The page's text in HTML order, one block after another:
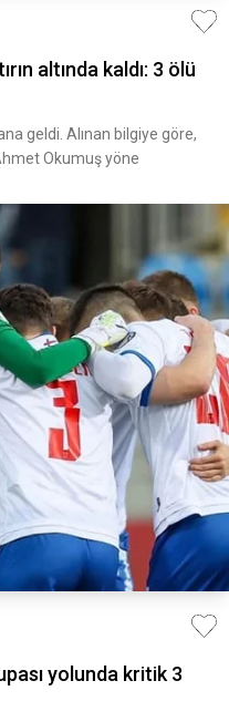
altında kaldı: 3 ölü
geldi. Alınan bilgiye göre,
Okumuş yöne
yolunda kritik 3